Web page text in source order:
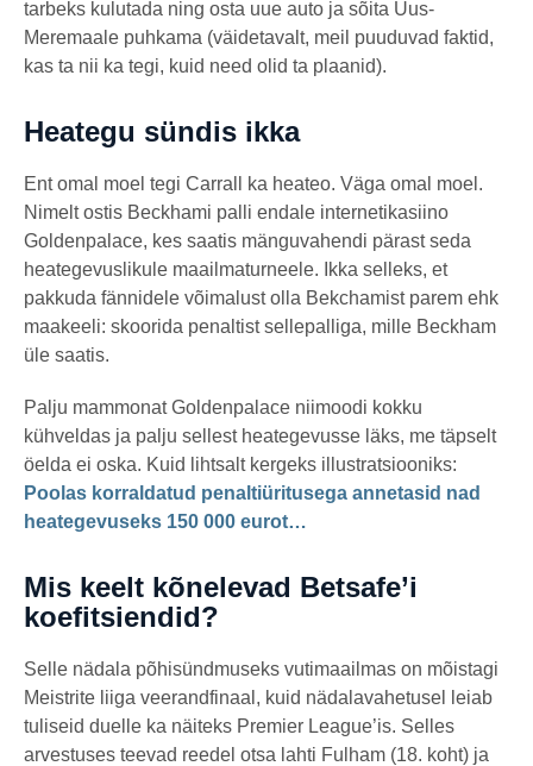
tarbeks kulutada ning osta uue auto ja sõita Uus-
Meremaale puhkama (väidetavalt, meil puuduvad faktid,
kas ta nii ka tegi, kuid need olid ta plaanid).
Heategu sündis ikka
Ent omal moel tegi Carrall ka heateo. Väga omal moel.
Nimelt ostis Beckhami palli endale internetikasiino
Goldenpalace, kes saatis mänguvahendi pärast seda
heategevuslikule maailmaturneele. Ikka selleks, et
pakkuda fännidele võimalust olla Bekchamist parem ehk
maakeeli: skoorida penaltist sellepalliga, mille Beckham
üle saatis.
Palju mammonat Goldenpalace niimoodi kokku
kühveldas ja palju sellest heategevusse läks, me täpselt
öelda ei oska. Kuid lihtsalt kergeks illustratsiooniks:
Poolas korraldatud penaltiüritusega annetasid nad
heategevuseks 150 000 eurot…
Mis keelt kõnelevad Betsafe’i
koefitsiendid?
Selle nädala põhisündmuseks vutimaailmas on mõistagi
Meistrite liiga veerandfinaal, kuid nädalavahetusel leiab
tuliseid duelle ka näiteks Premier League’is. Selles
arvestuses teevad reedel otsa lahti Fulham (18. koht) ja